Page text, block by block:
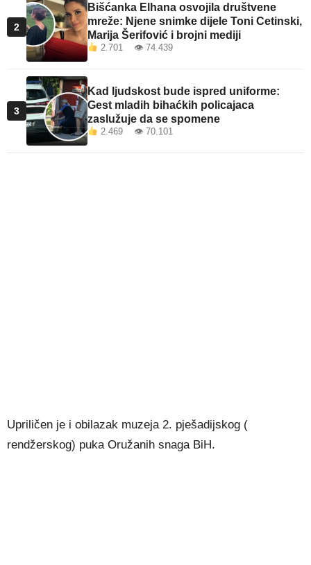
2
Bišćanka Elhana osvojila društvene
mreže: Njene snimke dijele Toni Cetinski,
Marija Šerifović i brojni mediji
2.701 👁 74.439
3
Kad ljudskost bude ispred uniforme:
Gest mladih bihaćkih policajaca
zaslužuje da se spomene
2.469 👁 70.101
Upriličen je i obilazak muzeja 2. pješadijskog (
rendžerskog) puka Oružanih snaga BiH.